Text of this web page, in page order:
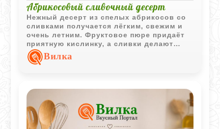
Абрикосовый сливочный десерт
Нежный десерт из спелых абрикосов со
сливками получается лёгким, свежим и
очень летним. Фруктовое пюре придаёт
приятную кислинку, а сливки делают
вкус мягким и бархатистым.
Вилка